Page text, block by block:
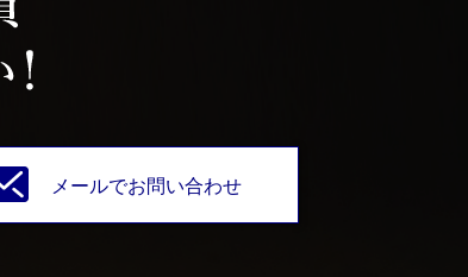
メールでお問い合わせ